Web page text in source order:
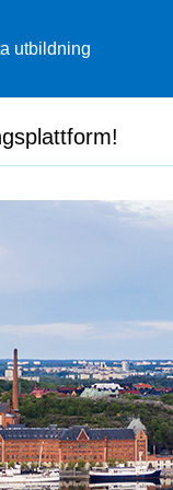
utbildning